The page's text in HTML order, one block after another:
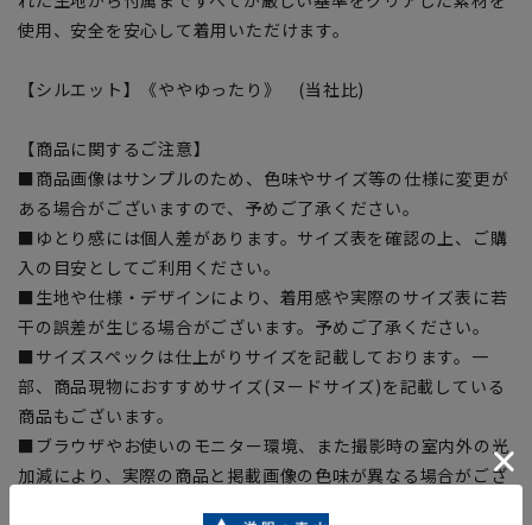
使用、安全を安心して着用いただけます。
【シルエット】《ややゆったり》 (当社比)
【商品に関するご注意】
■商品画像はサンプルのため、色味やサイズ等の仕様に変更が
ある場合がございますので、予めご了承ください。
■ゆとり感には個人差があります。サイズ表を確認の上、ご購
入の目安としてご利用ください。
■生地や仕様・デザインにより、着用感や実際のサイズ表に若
干の誤差が生じる場合がございます。予めご了承ください。
■サイズスペックは仕上がりサイズを記載しております。一
部、商品現物におすすめサイズ(ヌードサイズ)を記載している
商品もございます。
■ブラウザやお使いのモニター環境、また撮影時の室内外の光
加減により、実際の商品と掲載画像の色味が異なる場合がござ